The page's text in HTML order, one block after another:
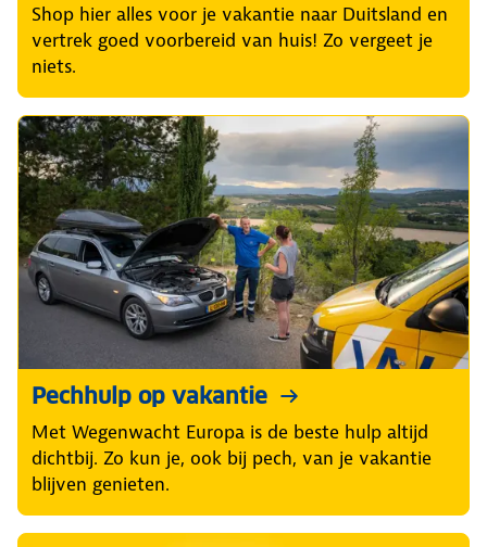
Shop hier alles voor je vakantie naar Duitsland en
vertrek goed voorbereid van huis! Zo vergeet je
niets.
Pechhulp op vakantie
Met Wegenwacht Europa is de beste hulp altijd
dichtbij. Zo kun je, ook bij pech, van je vakantie
blijven genieten.